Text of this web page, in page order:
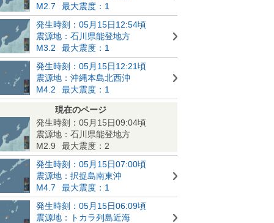
M2.7
最大震度：1
発生時刻：05月15日12:54頃
震源地：石川県能登地方
M3.2
最大震度：1
発生時刻：05月15日12:21頃
震源地：沖縄本島北西沖
M4.2
最大震度：1
現在のページ
発生時刻：05月15日09:04頃
震源地：石川県能登地方
M2.9
最大震度：2
発生時刻：05月15日07:00頃
震源地：択捉島南東沖
M4.7
最大震度：1
発生時刻：05月15日06:09頃
震源地：トカラ列島近海